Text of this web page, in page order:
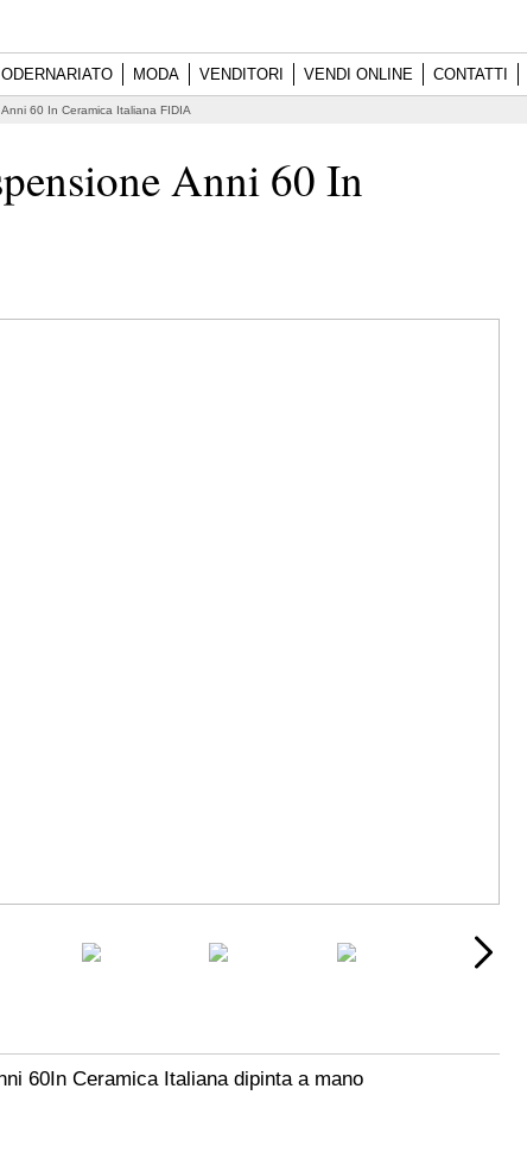
MODA VENDITORI VENDI ONLINE CONTATTI
60 In Ceramica Italiana FIDIA
Anni 60 In
60In Ceramica Italiana dipinta a mano